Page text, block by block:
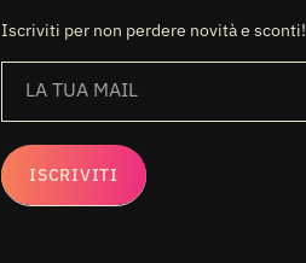
Iscriviti per non perdere novità e sconti!
LA TUA MAIL
ISCRIVITI